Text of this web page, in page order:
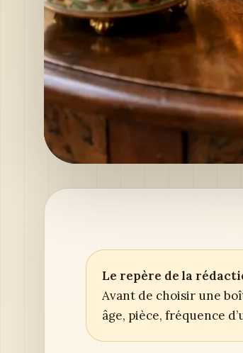
Le repère de la
Avant de choisir une
âge, pièce, fréquence